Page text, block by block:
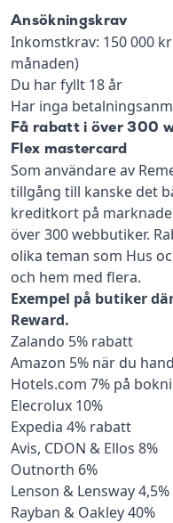
Ansökningskrav
Inkomstkrav: 150 000
månaden)
Du har fyllt 18 år
Har inga
Få rabatt i över 300
Flex mastercard
Som användare av
tillgång till kanske det
kreditkort på
över 300 webbutiker.
olika teman som Hus
och hem med flera.
Exempel på butiker
Reward.
Zalando 5% rabatt
Amazon 5% när du
Hotels.com 7% på
Elecrolux 10%
Expedia 4% rabatt
Avis, CDON & Ellos 8%
Outnorth 6%
Lenson & Lensway 4,5%
Rayban & Oakley 40%